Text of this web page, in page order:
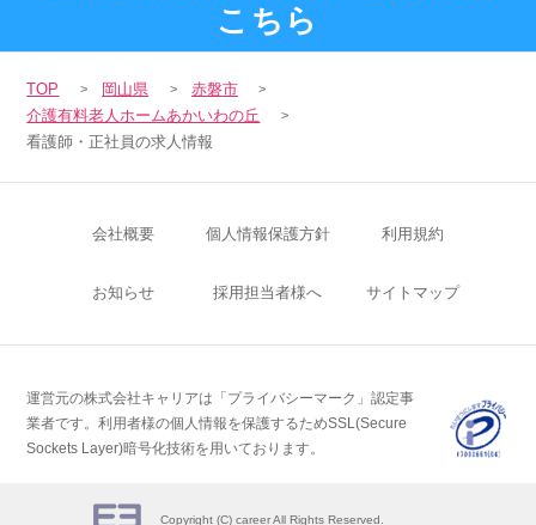
こちら
TOP 岡山県
赤磐市
介護有料老人ホームあかいわの丘
看護師・正社員の求人情報
会社概要 個人情報保護方針 利用規約
お知らせ 採用担当者様へ サイトマップ
運営元の株式会社キャリアは「プライバシーマーク」認定事
業者です。利用者様の個人情報を保護するためSSL(Secure
Sockets Layer)暗号化技術を用いております。
Copyright (C) career All Rights Reserved.